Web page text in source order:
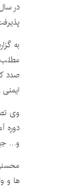
به
مطلب
دوره
و…